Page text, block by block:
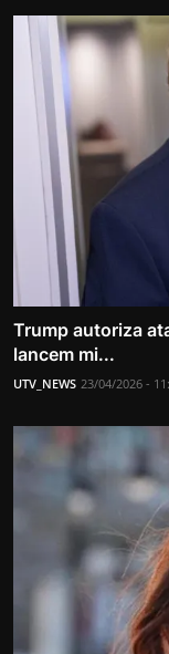
Trump autoriza
lancem mi...
UTV_NEWS 23/04/2026 -